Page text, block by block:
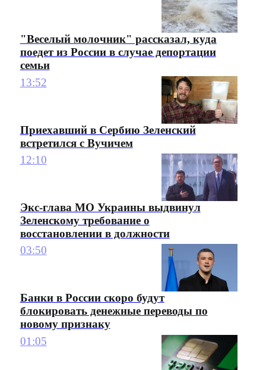
"Веселый молочник" рассказал, куда
поедет из России в случае депортации
семьи
13:52
Приехавший в Сербию Зеленский
встретился с Вучичем
12:10
Экс-глава МО Украины выдвинул
Зеленскому требование о
восстановлении в должности
03:50
Банки в России скоро будут
блокировать денежные переводы по
новому признаку
01:05